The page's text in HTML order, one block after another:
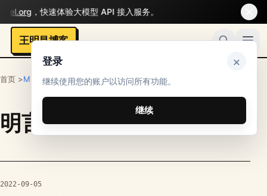
登录 ×
继续使用您的账户以访问所有功能。
继续
，快速体验大模型 API 接入服务。
王明昌博客
首页 >MYMS>明言明语
明言明语
2022-09-05